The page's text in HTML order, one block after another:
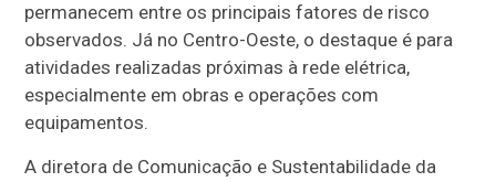
permanecem entre os principais fatores de risco
observados. Já no Centro-Oeste, o destaque é para
atividades realizadas próximas à rede elétrica,
especialmente em obras e operações com
equipamentos.
A diretora de Comunicação e Sustentabilidade da